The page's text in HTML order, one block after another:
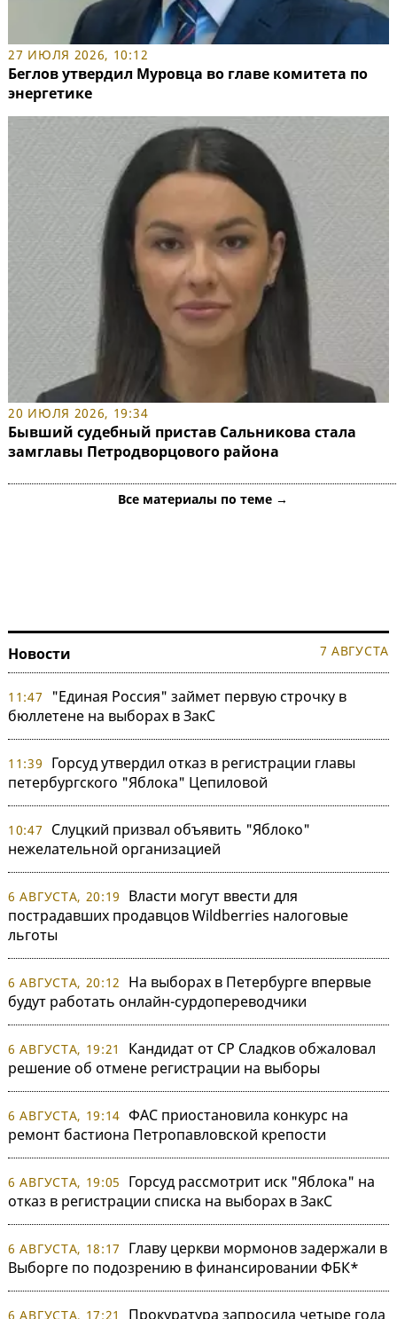
27 ИЮЛЯ 2026, 10:12
Беглов утвердил Муровца во главе комитета по
энергетике
20 ИЮЛЯ 2026, 19:34
Бывший судебный пристав Сальникова стала
замглавы Петродворцового района
Все материалы по теме →
Новости 7 АВГУСТА
11:47
"Единая Россия" займет первую строчку в
бюллетене на выборах в ЗакС
11:39
Горсуд утвердил отказ в регистрации главы
петербургского "Яблока" Цепиловой
10:47
Слуцкий призвал объявить "Яблоко"
нежелательной организацией
6 АВГУСТА, 20:19
Власти могут ввести для
пострадавших продавцов Wildberries налоговые
льготы
6 АВГУСТА, 20:12
На выборах в Петербурге впервые
будут работать онлайн-сурдопереводчики
6 АВГУСТА, 19:21
Кандидат от СР Сладков обжаловал
решение об отмене регистрации на выборы
6 АВГУСТА, 19:14 ФАС приостановила конкурс на
ремонт бастиона Петропавловской крепости
6 АВГУСТА, 19:05
Горсуд рассмотрит иск "Яблока" на
отказ в регистрации списка на выборах в ЗакС
6 АВГУСТА, 18:17
Главу церкви мормонов задержали в
Выборге по подозрению в финансировании ФБК*
6 АВГУСТА, 17:21
Прокуратура запросила четыре года